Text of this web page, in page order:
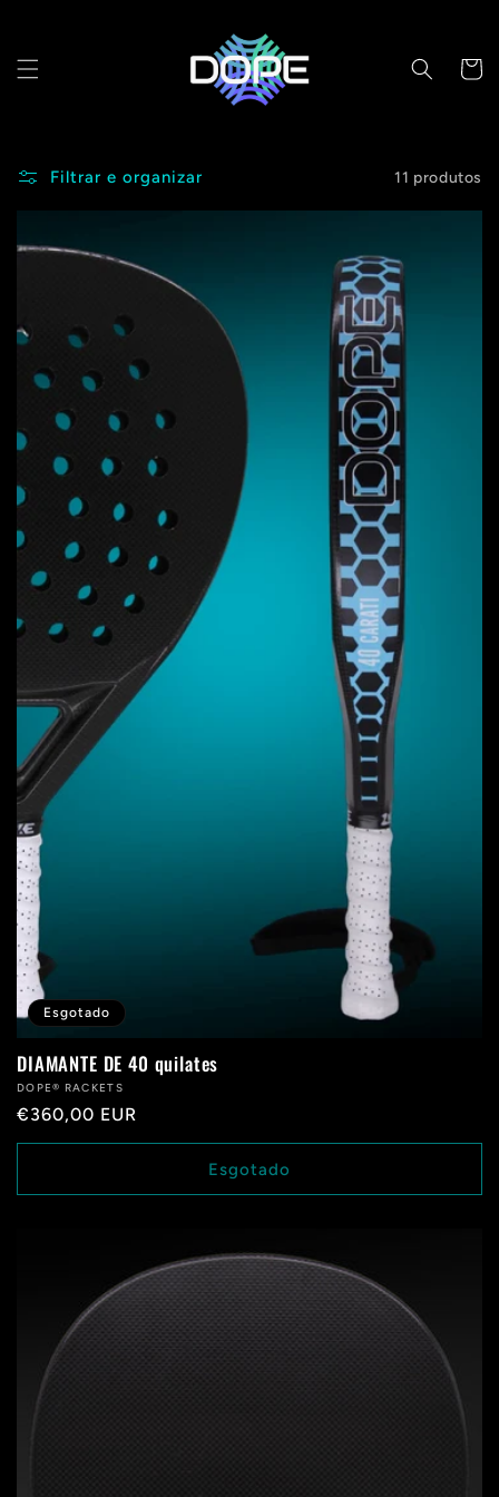
Filtrar e organizar 11 produtos
Esgotado
DIAMANTE DE 40 quilates
Fabricante:
DOPE® RACKETS
Preço
normal
€360,00 EUR
Esgotado